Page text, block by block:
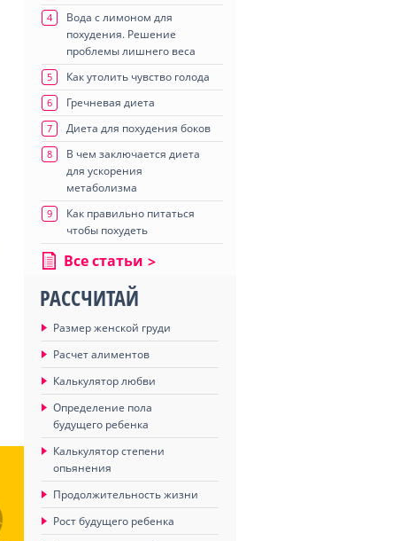
4
Вода с лимоном для
похудения. Решение
проблемы лишнего веса
5 Как утолить чувство голода
6 Гречневая диета
7 Диета для похудения боков
8
В чем заключается диета
для ускорения
метаболизма
9
Как правильно питаться
чтобы похудеть
Все статьи
РАССЧИТАЙ
Размер женской груди
Расчет алиментов
Калькулятор любви
Определение пола
будущего ребенка
Калькулятор степени
опьянения
Продолжительность жизни
Рост будущего ребенка